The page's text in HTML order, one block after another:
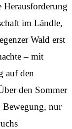
im Ländle,
Wald erst
– mit
auf den
den Sommer
Bewegung, nur